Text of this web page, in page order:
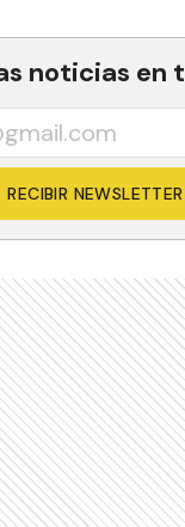
noticias en
RECIBIR NEWSLETTER